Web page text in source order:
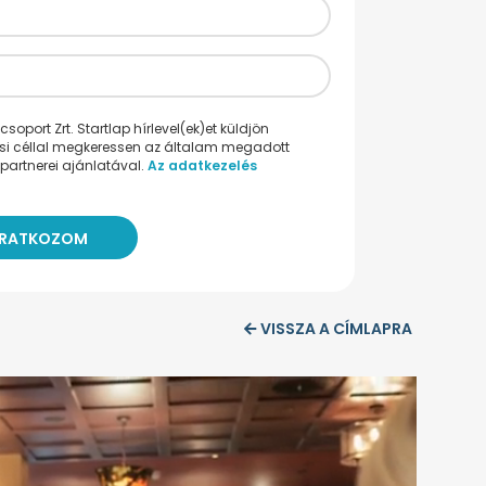
Zrt. Startlap hírlevel(ek)et küldjön
céllal megkeressen az általam megadott
ajánlatával. Az adatkezelés
VISSZA A CÍMLAPRA